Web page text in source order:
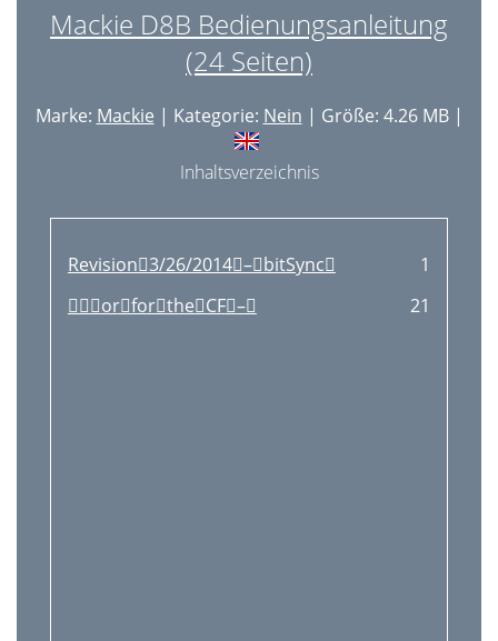
Mackie D8B Bedienungsanleitung
(24 Seiten)
Marke: Mackie | Kategorie: Nein | Größe: 4.26 MB |
Inhaltsverzeichnis
Revision3/26/2014–bitSync
1
orfortheCF–
21